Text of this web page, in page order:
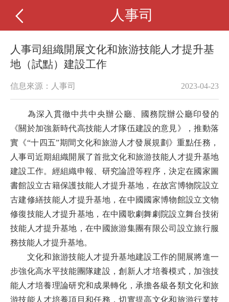
人事司
人事司組織開展文化和旅游技能人才提升基
地（試點）建設工作
信息來源：人事司 2023-04-23
為深入貫徹中共中央辦公廳、國務院辦公廳印發的
《關於加強新時代高技能人才隊伍建設的意見》，推動落
實《“十四五”期間文化和旅游人才發展規劃》重點任務，
人事司近期組織開展了首批文化和旅游技能人才提升基地
建設工作。經組織申報、研究論證等程序，決定在國家圖
書館設立古籍保護技能人才提升基地，在故宮博物院設立
古建修繕技能人才提升基地，在中國國家博物館設立文物
修復技能人才提升基地，在中國歌劇舞劇院設立舞台技術
技能人才提升基地，在中國旅游集團有限公司設立旅行服
務技能人才提升基地。
文化和旅游技能人才提升基地建設工作的開展將進一
步強化高水平技能團隊建設，創新人才培養模式，加強技
能人才培養理論研究和成果轉化，承擔各級各類文化和旅
游技能人才培養項目和任務，切實提高文化和旅游行業技